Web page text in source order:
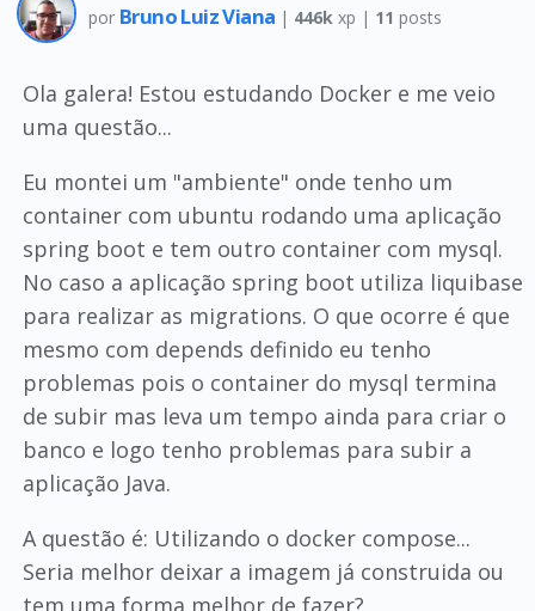
por Bruno Luiz Viana | 446k xp | 11 posts
Ola galera! Estou estudando Docker e me veio
uma questão...
Eu montei um "ambiente" onde tenho um
container com ubuntu rodando uma aplicação
spring boot e tem outro container com mysql.
No caso a aplicação spring boot utiliza liquibase
para realizar as migrations. O que ocorre é que
mesmo com depends definido eu tenho
problemas pois o container do mysql termina
de subir mas leva um tempo ainda para criar o
banco e logo tenho problemas para subir a
aplicação Java.
A questão é: Utilizando o docker compose...
Seria melhor deixar a imagem já construida ou
tem uma forma melhor de fazer?